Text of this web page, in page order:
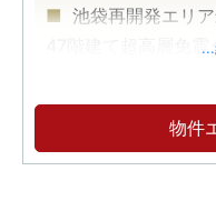
池袋再開発エリ
47階建て超高層免震
JR「池袋」駅徒
ペデストリアンデッ
躍動と成熟、進
物件